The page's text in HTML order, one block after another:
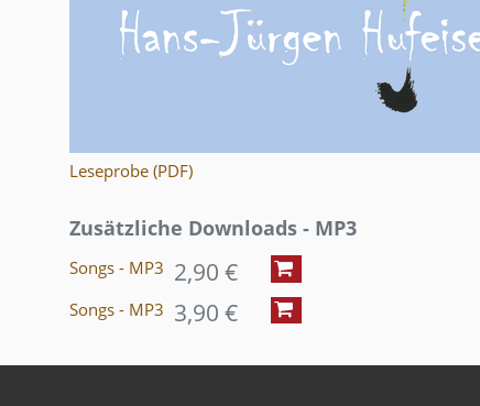
Leseprobe (PDF)
Zusätzliche Downloads - MP3
Songs - MP3 2,90 €
Songs - MP3 3,90 €